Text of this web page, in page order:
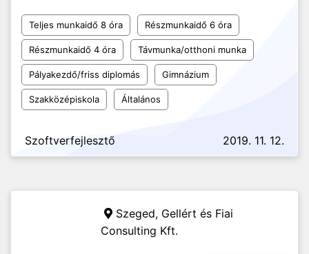
Teljes munkaidő 8 óra Részmunkaidő 6 óra
Részmunkaidő 4 óra Távmunka/otthoni munka
Pályakezdő/friss diplomás Gimnázium
Szakközépiskola Általános
Szoftverfejlesztő 2019. 11. 12.
Szeged, Gellért és Fiai
Consulting Kft.